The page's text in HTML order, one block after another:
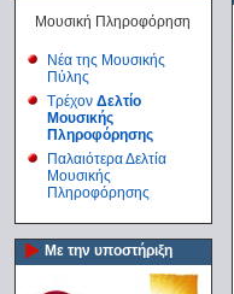
Μουσική Πληροφόρηση
Νέα της Μουσικής
Πύλης
Τρέχον Δελτίο
Μουσικής
Πληροφόρησης
Παλαιότερα Δελτία
Μουσικής
Πληροφόρησης
Με την υποστήριξη